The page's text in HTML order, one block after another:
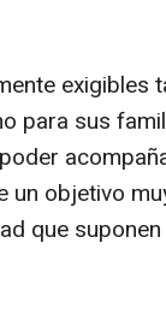
exigibles
para sus
un objetivo
que